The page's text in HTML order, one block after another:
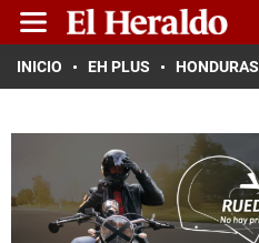
INICIO EH PLUS HONDURAS